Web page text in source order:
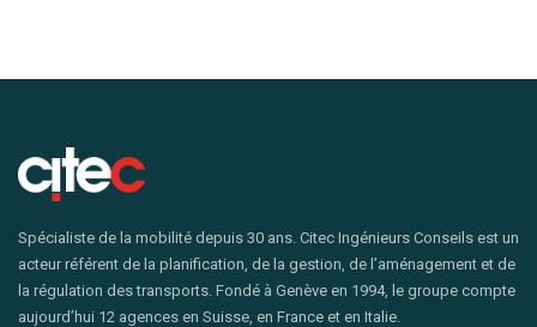
Spécialiste de la mobilité depuis 30 ans. Citec Ingénieurs Conseils est un
acteur référent de la planification, de la gestion, de l’aménagement et de
la régulation des transports. Fondé à Genève en 1994, le groupe compte
aujourd’hui 12 agences en Suisse, en France et en Italie.